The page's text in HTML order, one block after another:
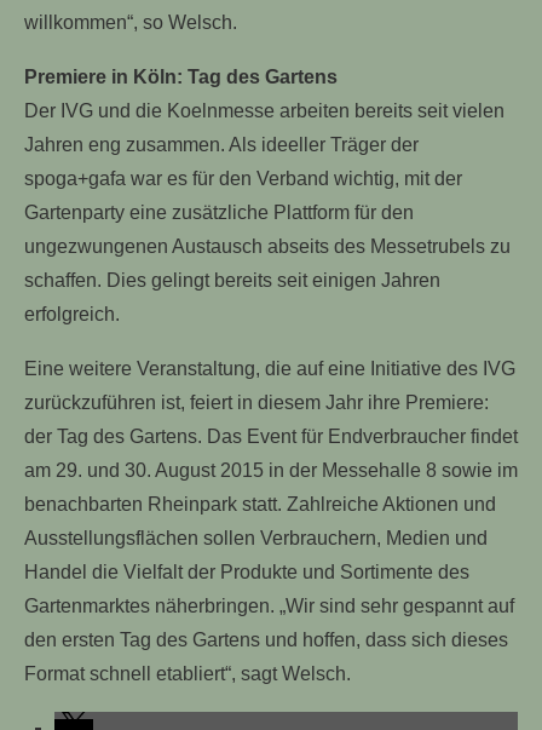
willkommen“, so Welsch.
Premiere in Köln: Tag des Gartens
Der IVG und die Koelnmesse arbeiten bereits seit vielen
Jahren eng zusammen. Als ideeller Träger der
spoga+gafa war es für den Verband wichtig, mit der
Gartenparty eine zusätzliche Plattform für den
ungezwungenen Austausch abseits des Messetrubels zu
schaffen. Dies gelingt bereits seit einigen Jahren
erfolgreich.
Eine weitere Veranstaltung, die auf eine Initiative des IVG
zurückzuführen ist, feiert in diesem Jahr ihre Premiere:
der Tag des Gartens. Das Event für Endverbraucher findet
am 29. und 30. August 2015 in der Messehalle 8 sowie im
benachbarten Rheinpark statt. Zahlreiche Aktionen und
Ausstellungsflächen sollen Verbrauchern, Medien und
Handel die Vielfalt der Produkte und Sortimente des
Gartenmarktes näherbringen. „Wir sind sehr gespannt auf
den ersten Tag des Gartens und hoffen, dass sich dieses
Format schnell etabliert“, sagt Welsch.